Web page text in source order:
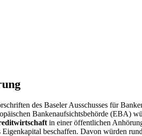
des Baseler Ausschusses für
Bankenaufsichtsbehörde (EBA)
in einer öffentlichen
beschaffen. Davon würden